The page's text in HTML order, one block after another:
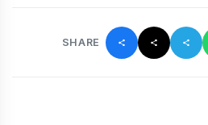
SHARE